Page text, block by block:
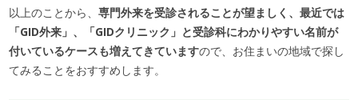
以上のことから、専門外来を受診されることが望ましく、最近では
「GID外来」、「GIDクリニック」と受診科にわかりやすい名前が
付いているケースも増えてきていますので、お住まいの地域で探し
てみることをおすすめします。